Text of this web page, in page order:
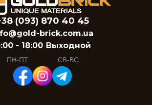
(093) 870 40 45
brick.com.ua
- 18:00
ПН-ПТ
Выходной
СБ-ВС